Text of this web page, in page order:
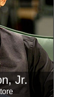
Jr.